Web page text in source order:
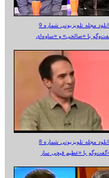
مجله تلویزیونی شماره 9
مجله تلویزیونی شماره 8
قیچی ساز»